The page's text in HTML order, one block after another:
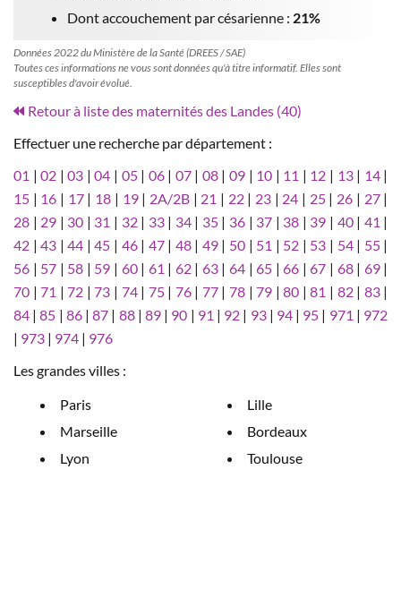
Dont accouchement par césarienne : 21%
Données 2022 du Ministère de la Santé (DREES / SAE)
Toutes ces informations ne vous sont données qu'à titre informatif. Elles sont
susceptibles d'avoir évolué.
Retour à liste des maternités des Landes (40)
Effectuer une recherche par département :
01 |02 |03 |04 | 05| 06| 07| 08| 09 | 10 | 11 | 12 | 13| 14|
15 | 16 | 17| 18 | 19| 2A/2B| 21 | 22| 23 | 24 | 25| 26 | 27|
28 | 29 | 30 | 31 | 32| 33| 34| 35| 36 | 37 | 38 | 39 | 40| 41 |
42 |43 |44 |45 | 46| 47| 48| 49| 50 | 51 | 52 | 53 | 54| 55|
56 | 57 | 58 | 59 | 60| 61 | 62| 63| 64 |65 |66 |67 | 68| 69|
70 |71 |72 |73 | 74| 75| 76| 77| 78 |79 |80 |81 | 82| 83|
84 |85 | 86|87 | 88| 89| 90 | 91 | 92 | 93| 94| 95 | 971 | 972
| 973 | 974 | 976
Les grandes villes :
Paris
Marseille
Lyon
Lille
Bordeaux
Toulouse